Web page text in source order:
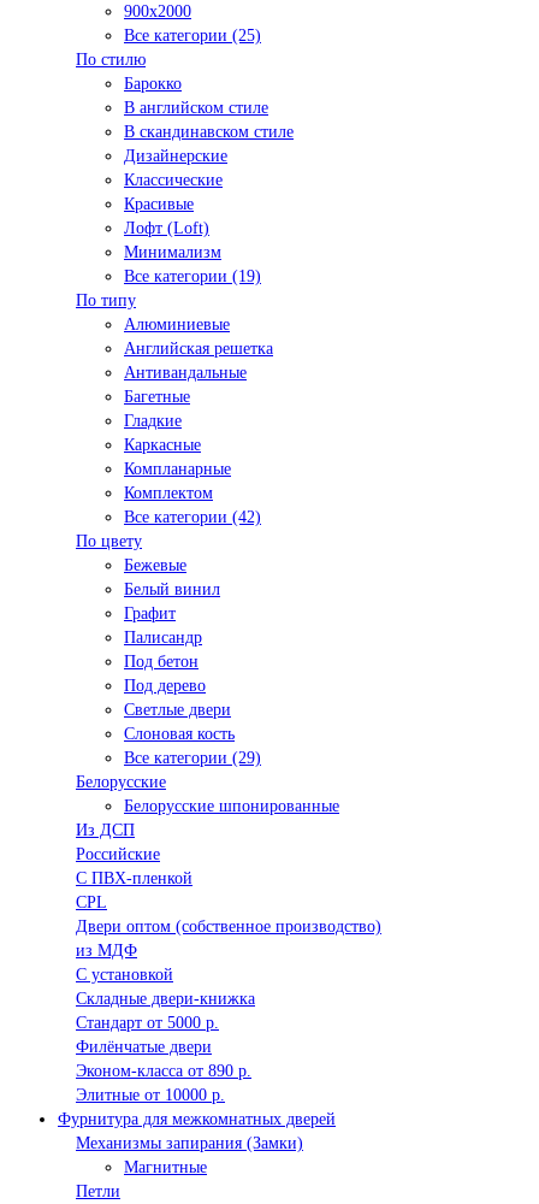
900x2000
Все категории (25)
По стилю
Барокко
В английском стиле
В скандинавском стиле
Дизайнерские
Классические
Красивые
Лофт (Loft)
Минимализм
Все категории (19)
По типу
Алюминиевые
Английская решетка
Антивандальные
Багетные
Гладкие
Каркасные
Компланарные
Комплектом
Все категории (42)
По цвету
Бежевые
Белый винил
Графит
Палисандр
Под бетон
Под дерево
Светлые двери
Слоновая кость
Все категории (29)
Белорусские
Белорусские шпонированные
Из ДСП
Российские
C ПВХ-пленкой
CPL
Двери оптом (собственное производство)
из МДФ
С установкой
Складные двери-книжка
Стандарт от 5000 р.
Филёнчатые двери
Эконом-класса от 890 р.
Элитные от 10000 р.
Фурнитура для межкомнатных дверей
Механизмы запирания (Замки)
Магнитные
Петли